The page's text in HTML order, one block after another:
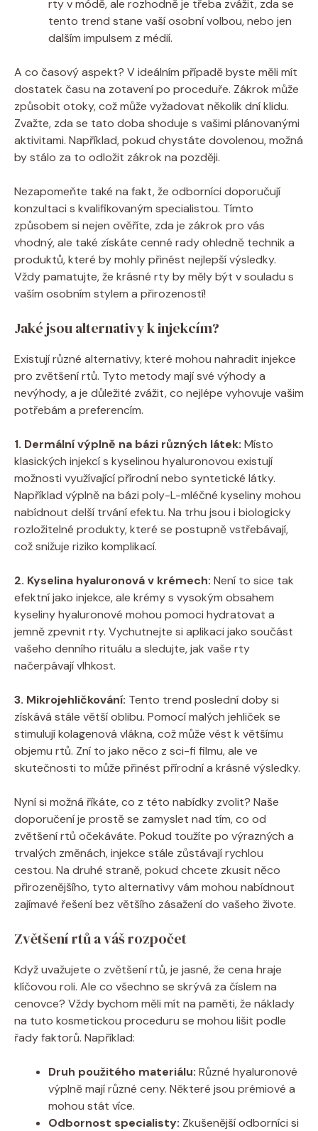
rty v módě, ale rozhodně je třeba zvážit, zda se
tento trend stane vaší osobní volbou, nebo jen
dalším impulsem z médií.
A co časový aspekt? V ideálním případě byste měli mít
dostatek času na zotavení po proceduře. Zákrok může
způsobit otoky, což může vyžadovat několik dní klidu.
Zvažte, zda se tato doba shoduje s vašimi plánovanými
aktivitami. Například, pokud chystáte dovolenou, možná
by stálo za to odložit zákrok na později.
Nezapomeňte také na fakt, že odborníci doporučují
konzultaci s kvalifikovaným specialistou. Tímto
způsobem si nejen ověříte, zda je zákrok pro vás
vhodný, ale také získáte cenné rady ohledně technik a
produktů, které by mohly přinést nejlepší výsledky.
Vždy pamatujte, že krásné rty by měly být v souladu s
vaším osobním stylem a přirozeností!
Jaké jsou alternativy k injekcím?
Existují různé alternativy, které mohou nahradit injekce
pro zvětšení rtů. Tyto metody mají své výhody a
nevýhody, a je důležité zvážit, co nejlépe vyhovuje vašim
potřebám a preferencím.
1. Dermální výplně na bázi různých látek: Místo
klasických injekcí s kyselinou hyaluronovou existují
možnosti využívající přírodní nebo syntetické látky.
Například výplně na bázi poly-L-mléčné kyseliny mohou
nabídnout delší trvání efektu. Na trhu jsou i biologicky
rozložitelné produkty, které se postupně vstřebávají,
což snižuje riziko komplikací.
2. Kyselina hyaluronová v krémech: Není to sice tak
efektní jako injekce, ale krémy s vysokým obsahem
kyseliny hyaluronové mohou pomoci hydratovat a
jemně zpevnit rty. Vychutnejte si aplikaci jako součást
vašeho denního rituálu a sledujte, jak vaše rty
načerpávají vlhkost.
3. Mikrojehličkování: Tento trend poslední doby si
získává stále větší oblibu. Pomocí malých jehliček se
stimulují kolagenová vlákna, což může vést k většímu
objemu rtů. Zní to jako něco z sci-fi filmu, ale ve
skutečnosti to může přinést přírodní a krásné výsledky.
Nyní si možná říkáte, co z této nabídky zvolit? Naše
doporučení je prostě se zamyslet nad tím, co od
zvětšení rtů očekáváte. Pokud toužíte po výrazných a
trvalých změnách, injekce stále zůstávají rychlou
cestou. Na druhé straně, pokud chcete zkusit něco
přirozenějšího, tyto alternativy vám mohou nabídnout
zajímavé řešení bez většího zásažení do vašeho živote.
Zvětšení rtů a váš rozpočet
Když uvažujete o zvětšení rtů, je jasné, že cena hraje
klíčovou roli. Ale co všechno se skrývá za číslem na
cenovce? Vždy bychom měli mít na paměti, že náklady
na tuto kosmetickou proceduru se mohou lišit podle
řady faktorů. Například:
Druh použitého materiálu: Různé hyaluronové
výplně mají různé ceny. Některé jsou prémiové a
mohou stát více.
Odbornost specialisty: Zkušenější odborníci si